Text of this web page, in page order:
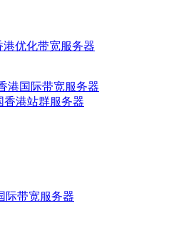
港优化带宽服务器
港国际带宽服务器
香港站群服务器
际带宽服务器